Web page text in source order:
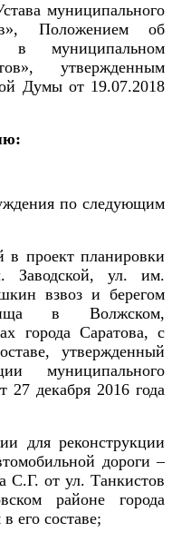
муниципального
Положением об
в муниципальном
утвержденным
Думы от 19.07.2018
по следующим
в проект планировки
Заводской, ул. им.
взвоз и берегом
в Волжском,
города Саратова, с
утвержденный
муниципального
27 декабря 2016 года
для реконструкции
дороги –
от ул. Танкистов
районе города
его составе;